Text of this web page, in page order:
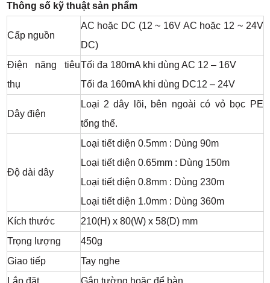
Thông số kỹ thuật sản phẩm
Cấp nguồn
AC hoặc DC (12 ~ 16V AC hoặc 12 ~ 24V
DC)
Điện năng tiêu
thụ
Tối đa 180mA khi dùng AC 12 – 16V
Tối đa 160mA khi dùng DC12 – 24V
Dây điện
Loại 2 dây lõi, bên ngoài có vỏ bọc PE
tổng thể.
Độ dài dây
Loại tiết diện 0.5mm : Dùng 90m
Loại tiết diện 0.65mm : Dùng 150m
Loại tiết diện 0.8mm : Dùng 230m
Loại tiết diện 1.0mm : Dùng 360m
Kích thước
210(H) x 80(W) x 58(D) mm
Trọng lượng
450g
Giao tiếp
Tay nghe